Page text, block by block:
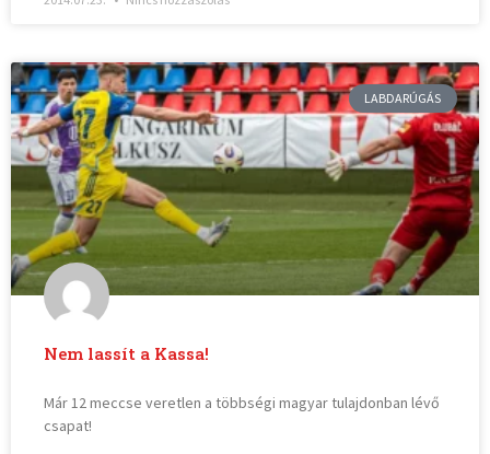
LABDARÚGÁS
Nem lassít a Kassa!
Már 12 meccse veretlen a többségi magyar tulajdonban lévő
csapat!